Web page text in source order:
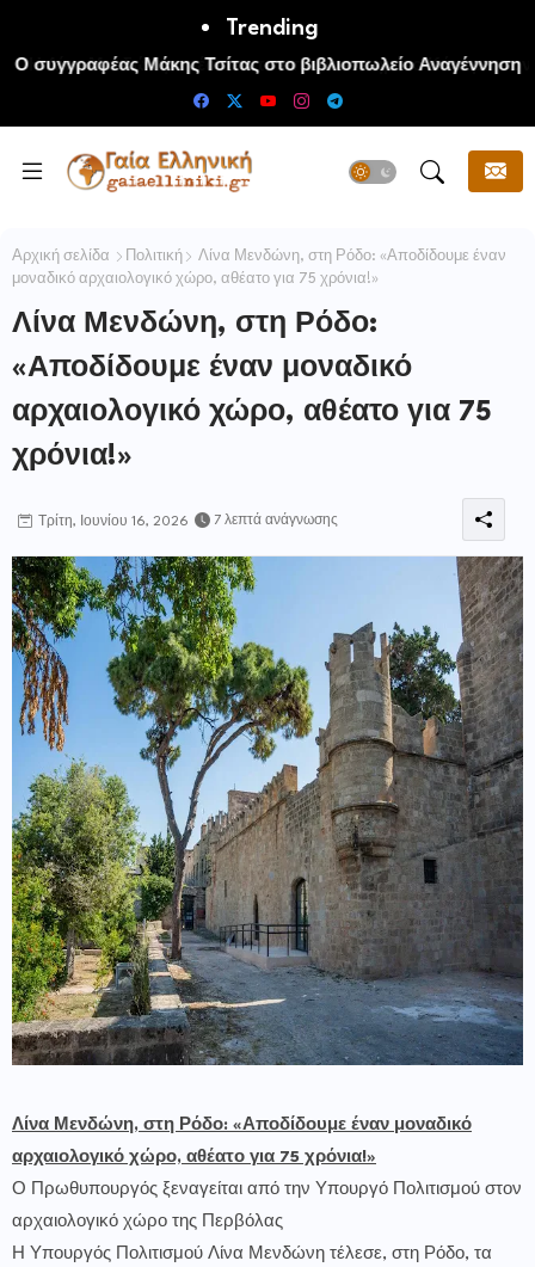
Trending
Ο συγγραφέας Μάκης Τσίτας στο βιβλιοπωλείο Αναγέννηση
της Πάρου
Αρχική σελίδα Πολιτική
Λίνα Μενδώνη, στη Ρόδο: «Αποδίδουμε έναν
μοναδικό αρχαιολογικό χώρο, αθέατο για 75 χρόνια!»
Λίνα Μενδώνη, στη Ρόδο:
«Αποδίδουμε έναν μοναδικό
αρχαιολογικό χώρο, αθέατο για 75
χρόνια!»
Τρίτη, Ιουνίου 16, 2026 7 λεπτά ανάγνωσης
Λίνα Μενδώνη, στη Ρόδο: «Αποδίδουμε έναν μοναδικό
αρχαιολογικό χώρο, αθέατο για 75 χρόνια!»
Ο Πρωθυπουργός ξεναγείται από την Υπουργό Πολιτισμού στον
αρχαιολογικό χώρο της Περβόλας
Η Υπουργός Πολιτισμού Λίνα Μενδώνη τέλεσε, στη Ρόδο, τα